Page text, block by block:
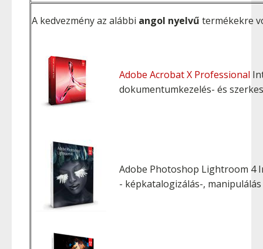
A kedvezmény az alábbi angol nyelvű termékekre
Adobe Acrobat X Professional
dokumentumkezelés- és
Adobe Photoshop Lightroom 4
- képkatalogizálás-, manipulálás